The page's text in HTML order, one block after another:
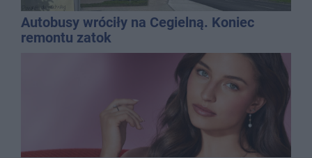
Autobusy wróciły na Cegielną. Koniec
remontu zatok